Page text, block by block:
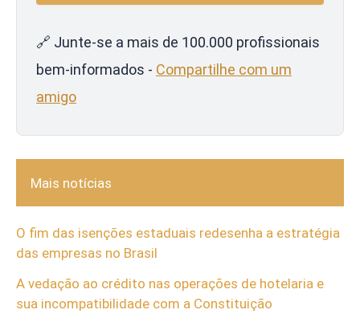
🔗 Junte-se a mais de 100.000 profissionais
bem-informados - Compartilhe com um
amigo
Mais notícias
O fim das isenções estaduais redesenha a estratégia
das empresas no Brasil
A vedação ao crédito nas operações de hotelaria e
sua incompatibilidade com a Constituição